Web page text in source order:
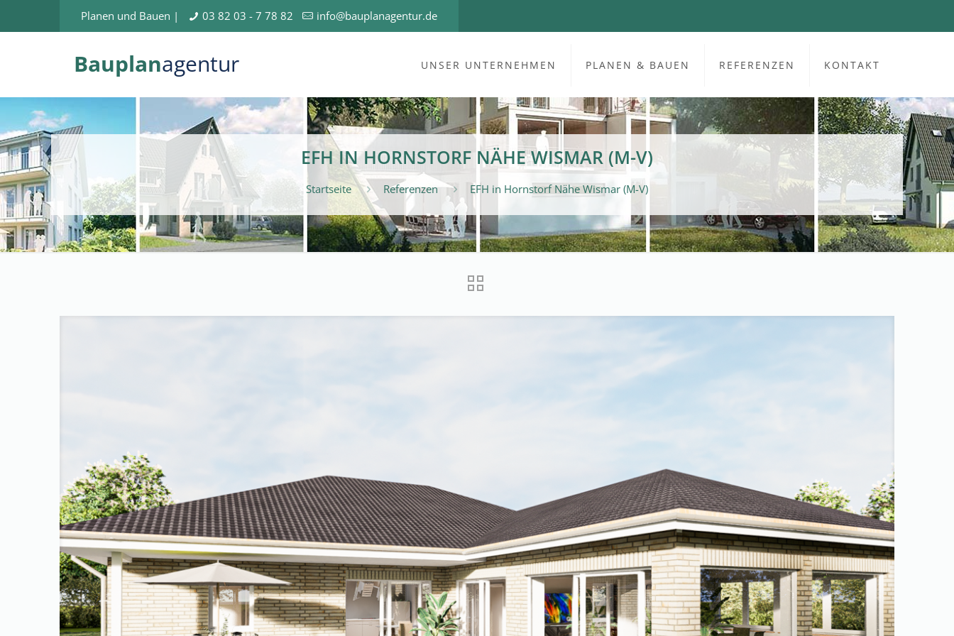
Planen und Bauen | 03 82 03 - 7 78 82 info@bauplanagentur.de
Bauplanagentur UNSER UNTERNEHMEN PLANEN & BAUEN REFERENZEN KONTAKT
EFH IN HORNSTORF NÄHE WISMAR (M-V)
Startseite Referenzen EFH in Hornstorf Nähe Wismar (M-V)